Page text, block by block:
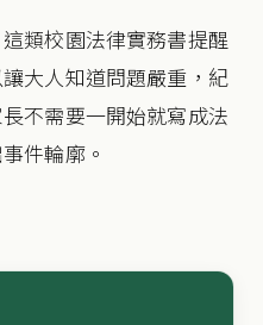
類校園法律實務書提醒
大人知道問題嚴重，紀
不需要一開始就寫成法
件輪廓。